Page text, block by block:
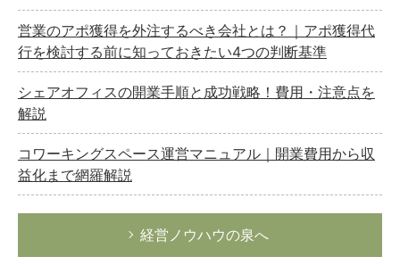
営業のアポ獲得を外注するべき会社とは？｜アポ獲得代
行を検討する前に知っておきたい4つの判断基準
シェアオフィスの開業手順と成功戦略！費用・注意点を
解説
コワーキングスペース運営マニュアル｜開業費用から収
益化まで網羅解説
経営ノウハウの泉へ